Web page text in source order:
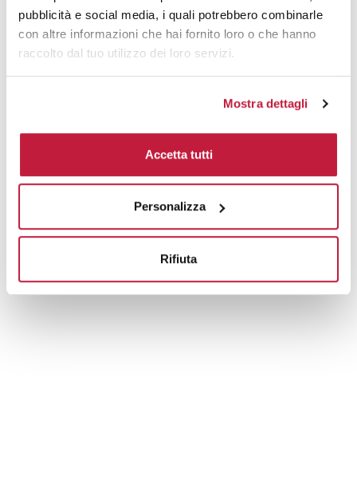
pubblicità e social media, i quali potrebbero combinarle
con altre informazioni che hai fornito loro o che hanno
raccolto dal tuo utilizzo dei loro servizi.
Mostra dettagli
Accetta tutti
Personalizza
Rifiuta